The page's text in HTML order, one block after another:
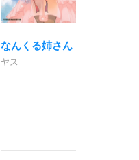
なんくる姉さん
ヤス